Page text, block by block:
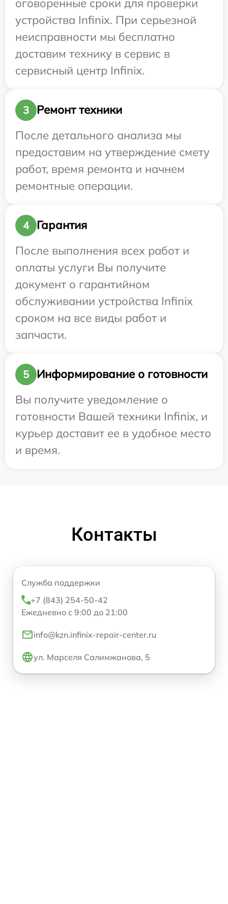
оговоренные сроки для проверки
устройства Infinix. При серьезной
неисправности мы бесплатно
доставим технику в сервис в
сервисный центр Infinix.
3
Ремонт техники
После детального анализа мы
предоставим на утверждение смету
работ, время ремонта и начнем
ремонтные операции.
4
Гарантия
После выполнения всех работ и
оплаты услуги Вы получите
документ о гарантийном
обслуживании устройства Infinix
сроком на все виды работ и
запчасти.
5
Информирование о готовности
Вы получите уведомление о
готовности Вашей техники Infinix, и
курьер доставит ее в удобное место
и время.
Контакты
Служба поддержки
+7 (843) 254-50-42
Ежедневно с 9:00 до 21:00
info@kzn.infinix-repair-center.ru
ул. Марселя Салимжанова, 5